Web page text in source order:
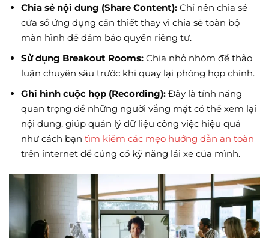
Chia sẻ nội dung (Share Content):Chỉ nên chia sẻ
cửa sổ ứng dụng cần thiết thay vì chia sẻ toàn bộ
màn hình để đảm bảo quyền riêng tư.
Sử dụng Breakout Rooms:Chia nhỏ nhóm để thảo
luận chuyên sâu trước khi quay lại phòng họp chính.
Ghi hình cuộc họp (Recording):Đây là tính năng
quan trọng để những người vắng mặt có thể xem lại
nội dung, giúp quản lý dữ liệu công việc hiệu quả
như cách bạn tìm kiếm các mẹo hướng dẫn an toàn
trên internet để củng cố kỹ năng lái xe của mình.